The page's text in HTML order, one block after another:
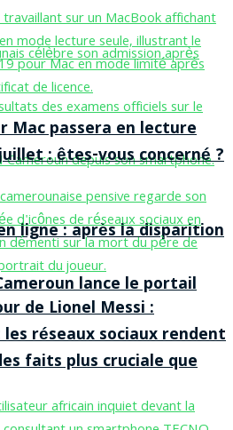
ligne : après la disparition
lance le portail
Mac passera en lecture
: êtes-vous concerné ?
de Lionel Messi :
réseaux sociaux rendent
faits plus cruciale que